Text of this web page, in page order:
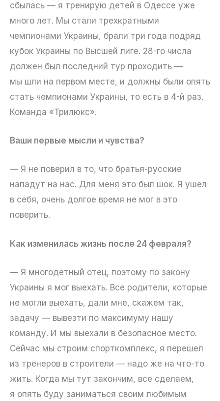
сбылась — я тренирую детей в Одессе уже
много лет. Мы стали трехкратными
чемпионами Украины, брали три года подряд
кубок Украины по Высшей лиге. 28-го числа
должен был последний тур проходить —
мы шли на первом месте, и должны были опять
стать чемпионами Украины, то есть в 4-й раз.
Команда «Трилюкс».
Ваши первые мысли и чувства?
— Я не поверил в то, что братья-русские
нападут на нас. Для меня это был шок. Я ушел
в себя, очень долгое время не мог в это
поверить.
Как изменилась жизнь после 24 февраля?
— Я многодетный отец, поэтому по закону
Украины я мог выехать. Все родители, которые
не могли выехать, дали мне, скажем так,
задачу — вывезти по максимуму нашу
команду. И мы выехали в безопасное место.
Сейчас мы строим спорткомплекс, я перешел
из тренеров в строители — надо же на что-то
жить. Когда мы тут закончим, все сделаем,
я опять буду заниматься своим любимым